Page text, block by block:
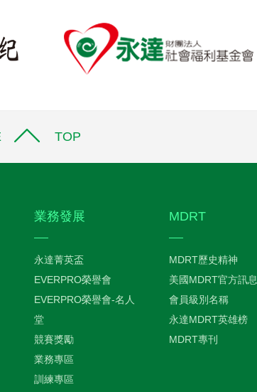
TOP
業務發展
永達菁英盃
EVERPRO榮譽會
EVERPRO榮譽會-名人
堂
競賽獎勵
業務專區
訓練專區
MDRT
MDRT歷史精神
美國MDRT官方訊息
會員級別名稱
永達MDRT英雄榜
MDRT專刊